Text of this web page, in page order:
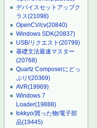
デバイスセットアップク
ラス(21098)
OpenCV/cv(20840)
Windows SDK(20837)
USB/リクエスト(20799)
基礎文法最速マスター
(20768)
Quartz Composerにどっ
ぷり!(20369)
AVR(19969)
Windows 7
Loader(19888)
tokkyo/買った物/電子部
品(19445)